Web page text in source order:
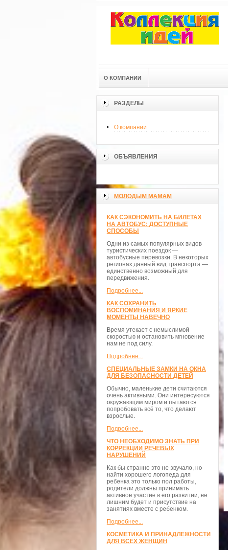
О КОМПАНИИ
РАЗДЕЛЫ
О компании
ОБЪЯВЛЕНИЯ
МОЛОДЫМ МАМАМ
КАК СЭКОНОМИТЬ НА БИЛЕТАХ
НА АВТОБУС: ДОСТУПНЫЕ
СПОСОБЫ
Одни из самых популярных видов
туристических поездок —
автобусные перевозки. В некоторых
регионах данный вид транспорта —
единственно возможный для
передвижения.
Подробнее...
КАК СОХРАНИТЬ
ВОСПОМИНАНИЯ И ЯРКИЕ
МОМЕНТЫ НАВЕЧНО
Время утекает с немыслимой
скоростью и остановить мгновение
нам не под силу.
Подробнее...
СПЕЦИАЛЬНЫЕ ЗАМКИ НА ОКНА
ДЛЯ БЕЗОПАСНОСТИ ДЕТЕЙ
Обычно, маленькие дети считаются
очень активными. Они интересуются
окружающим миром и пытаются
попробовать всё то, что делают
взрослые.
Подробнее...
ЧТО НЕОБХОДИМО ЗНАТЬ ПРИ
КОРРЕКЦИИ РЕЧЕВЫХ
НАРУШЕНИЙ
Как бы странно это не звучало, но
найти хорошего логопеда для
ребенка это только пол работы,
родители должны принимать
активное участие в его развитии, не
лишним будет и присутствие на
занятиях вместе с ребенком.
Подробнее...
КОСМЕТИКА И ПРИНАДЛЕЖНОСТИ
ДЛЯ ВСЕХ ЖЕНЩИН